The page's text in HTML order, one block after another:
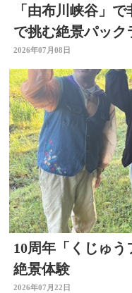
「由布川峡谷」
で挑む絶景パック
ろう
2026年07月08日
10周年「くじゅう
絶景体験
2026年07月22日